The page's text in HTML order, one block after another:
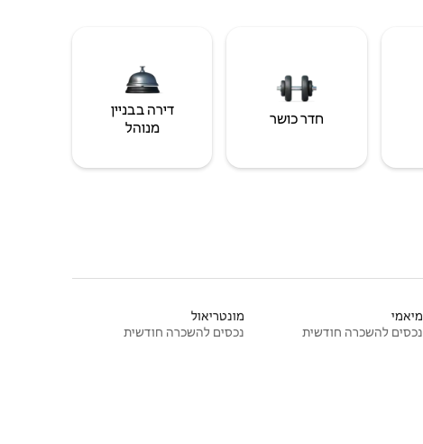
חדר כושר
דירה בבניין
מנוהל
מיאמי
נכסים להשכרה חודשית
מונטריאול
נכסים להשכרה חודשית